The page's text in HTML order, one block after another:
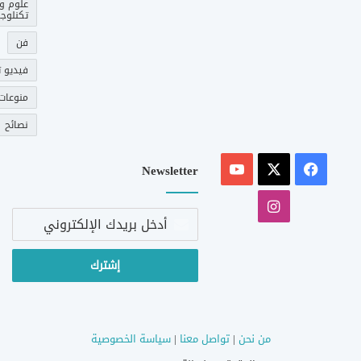
علوم و
فن
فيديو
نصائح
فيسبوك
‫YouTube
انستقرام
Newsletter
أدخل
الإلكتروني
من نحن |تواصل معنا |سياسة الخصوصية